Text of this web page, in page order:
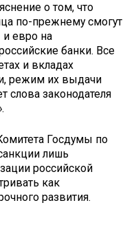
о том, что
по-прежнему смогут
и евро на
банки. Все
и вкладах
режим их выдачи
слова законодателя
Госдумы по
лишь
российской
как
развития.